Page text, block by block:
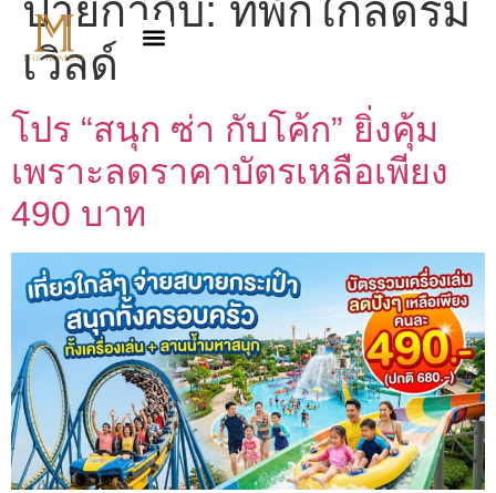
ป้ายกำกับ: ที่พักใกล้ดรีม
เวิลด์
โปร “สนุก ซ่า กับโค้ก” ยิ่งคุ้ม
เพราะลดราคาบัตรเหลือเพียง
490 บาท